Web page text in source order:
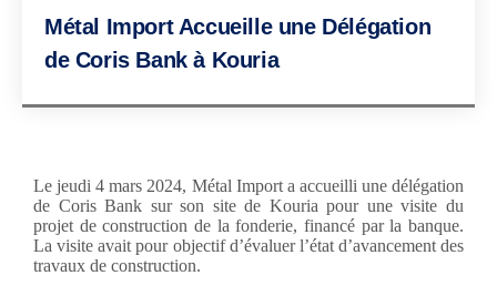
Métal Import Accueille une Délégation
de Coris Bank à Kouria
Le jeudi 4 mars 2024, Métal Import a accueilli une délégation
de Coris Bank sur son site de Kouria pour une visite du
projet de construction de la fonderie, financé par la banque.
La visite avait pour objectif d’évaluer l’état d’avancement des
travaux de construction.